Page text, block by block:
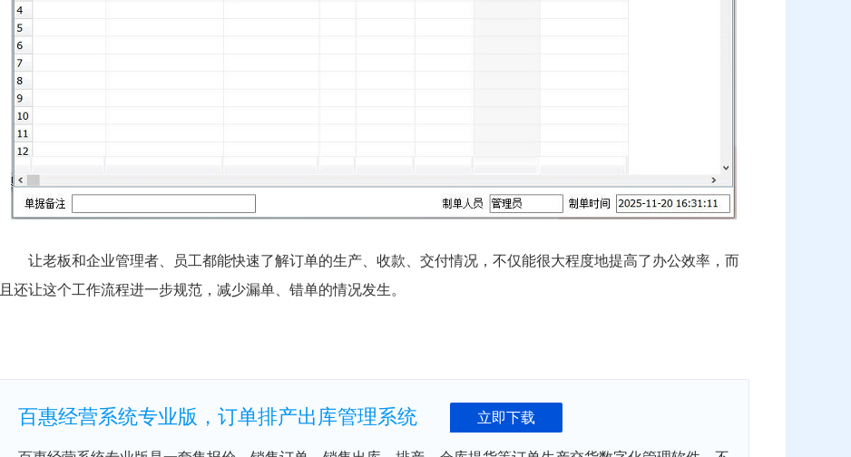
让老板和企业管理者、员工都能快速了解订单的生产、收款、交付情况，不仅能很大程度地提高了办公效率，而
且还让这个工作流程进一步规范，减少漏单、错单的情况发生。
百惠经营系统专业版，订单排产出库管理系统 立即下载